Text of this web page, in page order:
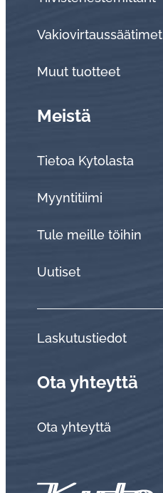
Vakiovirtaussäätimet
Muut tuotteet
Meistä
Tietoa Kytolasta
Myyntitiimi
Tule meille töihin
Uutiset
Laskutustiedot
Ota yhteyttä
Ota yhteyttä